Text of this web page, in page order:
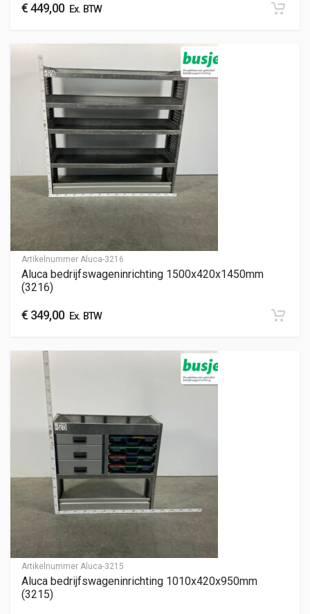
€449,00Ex. BTW
Artikelnummer Aluca-3216
Aluca bedrijfswageninrichting 1500x420x1450mm
(3216)
€ 349,00Ex. BTW
Artikelnummer Aluca-3215
Aluca bedrijfswageninrichting 1010x420x950mm
(3215)